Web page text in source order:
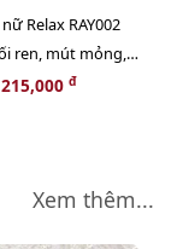
Relax RAY002
ren, mút mỏng,
cài sau size XL
215,000 đ
Xem thêm...